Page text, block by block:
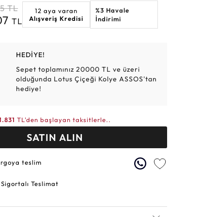
Elmas Bilezikler
Altın Tesbihler
Altın Hasır Setler
Violet
TL
TL
12 aya varan
Alışveriş Kredisi
%3 Havale
İndirimi
HEDİYE!
Sepet toplamınız 20000 TL ve üzeri
olduğunda Lotus Çiçeği Kolye ASSOS'tan
hediye!
TL'den başlayan taksitlerle..
SATIN ALIN
teslim
Teslimat